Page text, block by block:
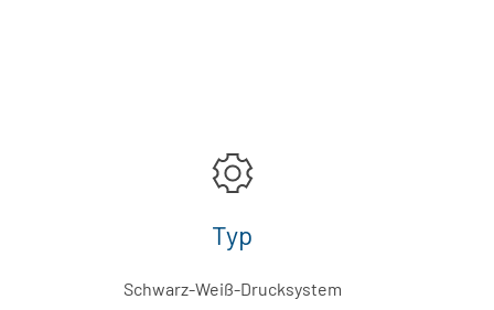
Typ
Schwarz-Weiß-Drucksystem